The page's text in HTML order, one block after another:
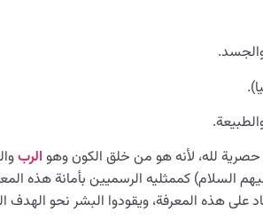
لله، لأنه هو من خلق الكون وهو الرب
السلام) كممثليه الرسميين بأمانة هذه
على هذه المعرفة، ويقودوا البشر نحو الهدف